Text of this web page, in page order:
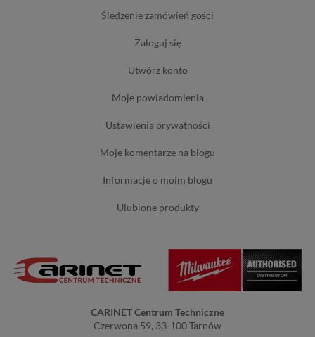
śledzenie zamówień gości
zaloguj się
utwórz konto
moje powiadomienia
ustawienia prywatności
moje komentarze na blogu
informacje o moim blogu
ulubione produkty
CARINET Centrum Techniczne
Czerwona 59, 33-100 Tarnów